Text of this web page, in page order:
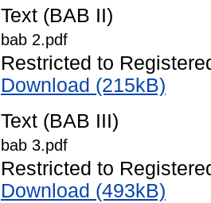
Text (BAB II)
bab 2.pdf
Restricted to
Download (215kB)
Text (BAB III)
bab 3.pdf
Restricted to
Download (493kB)